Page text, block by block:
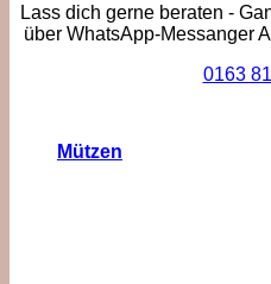
Mützen
Lass dich gerne beraten -
über WhatsApp-Messanger
0163